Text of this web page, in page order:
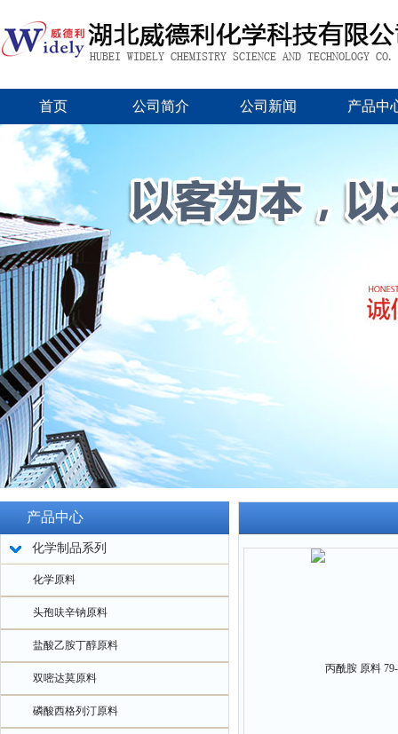
首页 公司简介 公司新闻 产品中
产品中心
化学制品系列
化学原料
头孢呋辛钠原料
盐酸乙胺丁醇原料
双嘧达莫原料
磷酸西格列汀原料